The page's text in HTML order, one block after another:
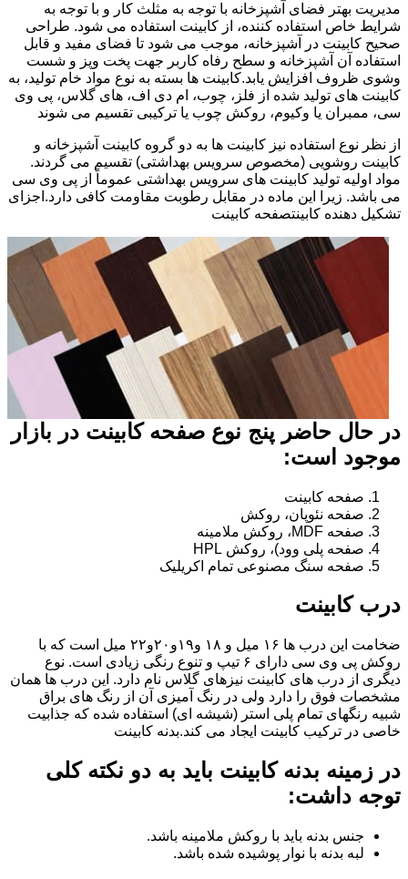
مدیریت بهتر فضای آشپزخانه با توجه به مثلث کار و با توجه به
شرایط خاص استفاده کننده، از کابینت استفاده می شود. طراحی
صحیح کابینت در آشپزخانه، موجب می شود تا فضای مفید و قابل
استفاده آن آشپزخانه و سطح رفاه کاربر جهت پخت وپز و شست
وشوی ظروف افزایش یابد.کابینت ها بسته به نوع مواد خام تولید، به
کابینت های تولید شده از فلز، چوب، ام دی اف، های گلاس، پی وی
سی، ممبران یا وکیوم، روکش چوب یا ترکیبی تقسیم می شوند
از نظر نوع استفاده نیز کابینت ها به دو گروه کابینت آشپزخانه و
کابینت روشویی (مخصوص سرویس بهداشتی) تقسیم می گردند.
مواد اولیه تولید کابینت های سرویس بهداشتی عموماً از پی وی سی
می باشد. زیرا این ماده در مقابل رطوبت مقاومت کافی دارد.اجزای
تشکیل دهنده کابینتصفحه کابینت
در حال حاضر پنج نوع صفحه کابینت در بازار
موجود است:
صفحه کابینت
صفحه نئوپان، روکش
صفحه MDF، روکش ملامینه
صفحه پلی وود)، روکش HPL
صفحه سنگ مصنوعی تمام اکریلیک
درب کابینت
ضخامت این درب ها ۱۶ میل و ۱۸ و١٩و٢٠و٢٢ میل است که با
روکش پی وی سی دارای ۶ تیپ و تنوع رنگی زیادی است. نوع
دیگری از درب های کابینت نیزهای گلاس نام دارد. این درب ها همان
مشخصات فوق را دارد ولی در رنگ آمیزی آن از رنگ های براق
شبیه رنگهای تمام پلی استر (شیشه ای) استفاده شده که جذابیت
خاصی در ترکیب کابینت ایجاد می کند.بدنه کابینت
در زمینه بدنه کابینت باید به دو نکته کلی
توجه داشت:
جنس بدنه باید با روکش ملامینه باشد.
لبه بدنه با نوار پوشیده شده باشد.